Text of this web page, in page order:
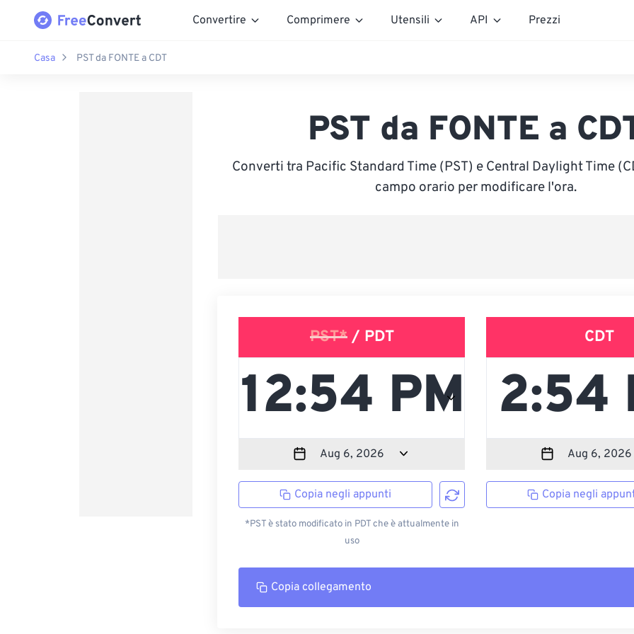
Convertire Comprimere Utensili API Prezzi
Casa PST da FONTE a CDT
PST da FONTE a
Converti tra Pacific Standard Time (PST) e Central Daylight Time
campo orario per modificare l'ora.
PST*/ PDT
Copia negli appunti
*PST è stato modificato in PDT che è attualmente in
uso
CDT
Copia negli
Copia collegamento